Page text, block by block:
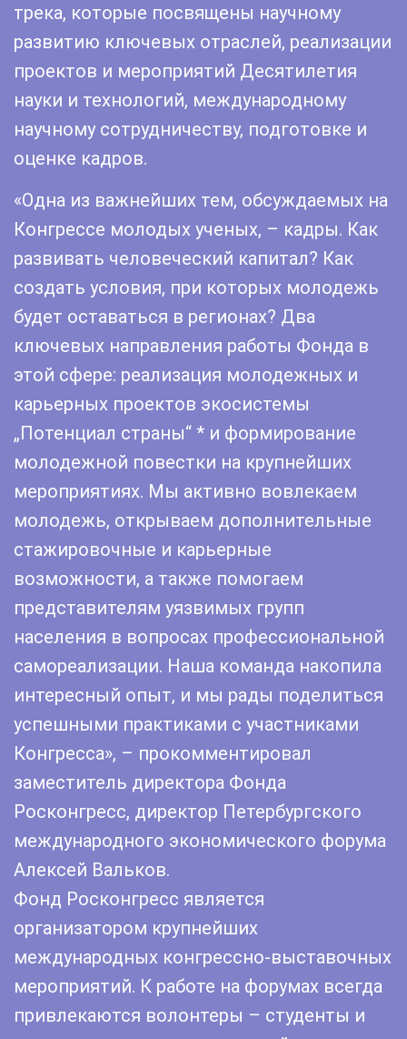
трека, которые посвящены научному
развитию ключевых отраслей, реализации
проектов и мероприятий Десятилетия
науки и технологий, международному
научному сотрудничеству, подготовке и
оценке кадров.
«Одна из важнейших тем, обсуждаемых на
Конгрессе молодых ученых, – кадры. Как
развивать человеческий капитал? Как
создать условия, при которых молодежь
будет оставаться в регионах? Два
ключевых направления работы Фонда в
этой сфере: реализация молодежных и
карьерных проектов экосистемы
„Потенциал страны“ * и формирование
молодежной повестки на крупнейших
мероприятиях. Мы активно вовлекаем
молодежь, открываем дополнительные
стажировочные и карьерные
возможности, а также помогаем
представителям уязвимых групп
населения в вопросах профессиональной
самореализации. Наша команда накопила
интересный опыт, и мы рады поделиться
успешными практиками с участниками
Конгресса», – прокомментировал
заместитель директора Фонда
Росконгресс, директор Петербургского
международного экономического форума
Алексей Вальков.
Фонд Росконгресс является
организатором крупнейших
международных конгрессно-выставочных
мероприятий. К работе на форумах всегда
привлекаются волонтеры – студенты и